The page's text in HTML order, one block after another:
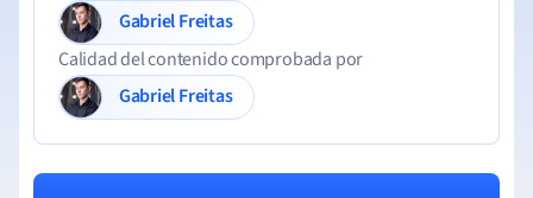
Gabriel Freitas
Calidad del contenido comprobada por
Gabriel Freitas